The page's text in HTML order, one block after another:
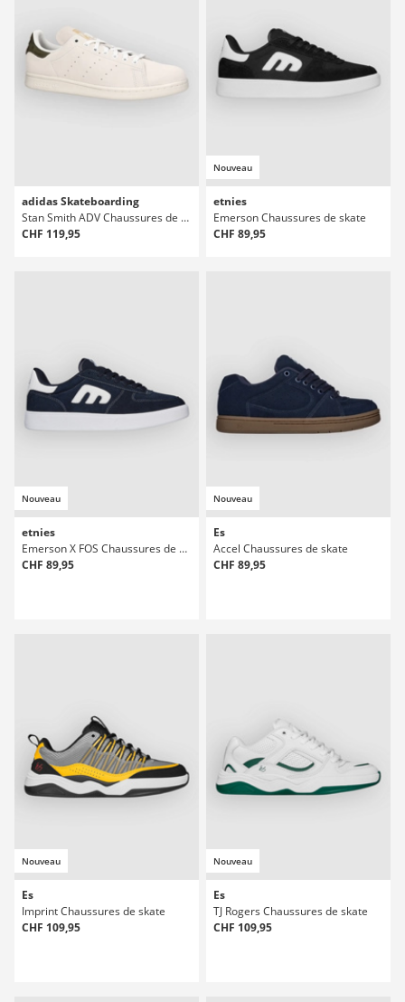
adidas Skateboarding
Stan Smith ADV Chaussures de skate
CHF 119,95
Nouveau
etnies
Emerson Chaussures de skate
CHF 89,95
Nouveau
etnies
Emerson X FOS Chaussures de skate
CHF 89,95
Nouveau
Es
Accel Chaussures de skate
CHF 89,95
Nouveau
Es
Imprint Chaussures de skate
CHF 109,95
Nouveau
Es
TJ Rogers Chaussures de skate
CHF 109,95